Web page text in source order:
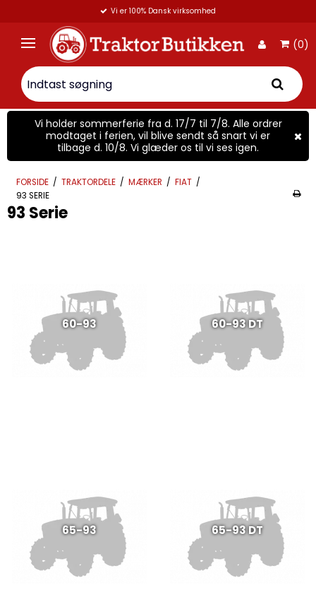
Vi er 100% Dansk virksomhed
(0)
Vi holder sommerferie fra d. 17/7 til 7/8. Alle ordrer
modtaget i ferien, vil blive sendt så snart vi er
tilbage d. 10/8. Vi glæder os til vi ses igen.
FORSIDE / TRAKTORDELE / MÆRKER / FIAT /
93 SERIE
93 Serie
60-93 60-93 DT
65-93 65-93 DT